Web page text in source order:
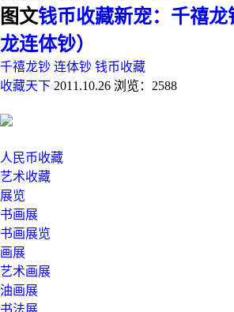
图文钱币收藏新宠：千禧龙
龙连体钞）
千禧龙钞 连体钞 钱币收藏
收藏天下 2011.10.26 浏览：2588
人民币收藏
艺术收藏
展览
书画展
书画展览
画展
艺术画展
油画展
书法展